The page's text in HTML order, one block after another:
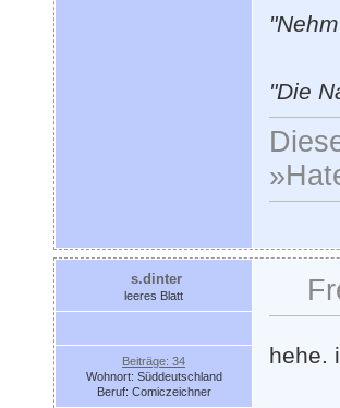
"Die
s.dinter
leeres Blatt
Beiträge: 34
Wohnort: Süddeutschland
Beruf: Comiczeichner
hehe.